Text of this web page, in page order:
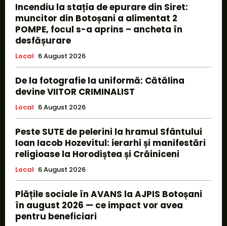
Incendiu la stația de epurare din Siret:
muncitor din Botoșani a alimentat 2
POMPE, focul s-a aprins – ancheta în
desfășurare
Local 6 August 2026
De la fotografie la uniformă: Cătălina
devine VIITOR CRIMINALIST
Local 6 August 2026
Peste SUTE de pelerini la hramul Sfântului
Ioan Iacob Hozevitul: ierarhi și manifestări
religioase la Horodiștea și Crăiniceni
Local 6 August 2026
Plățile sociale în AVANS la AJPIS Botoșani
în august 2026 — ce impact vor avea
pentru beneficiari